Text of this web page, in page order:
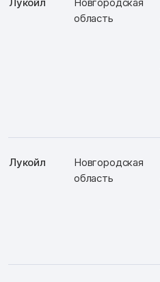
область
Лукойл
Новгородская
область